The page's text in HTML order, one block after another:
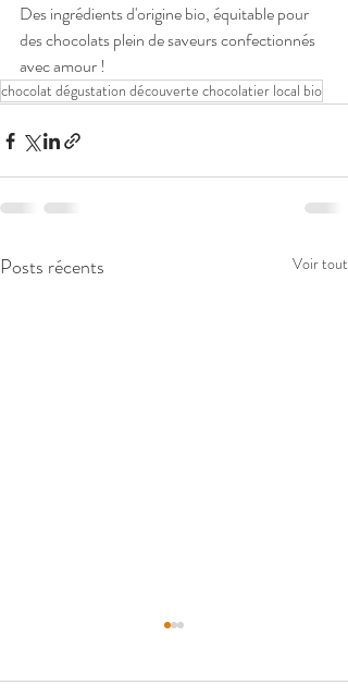
Des ingrédients d'origine bio, équitable pour
des chocolats plein de saveurs confectionnés
avec amour !
chocolat dégustation découverte chocolatier local bio
Posts récents Voir tout